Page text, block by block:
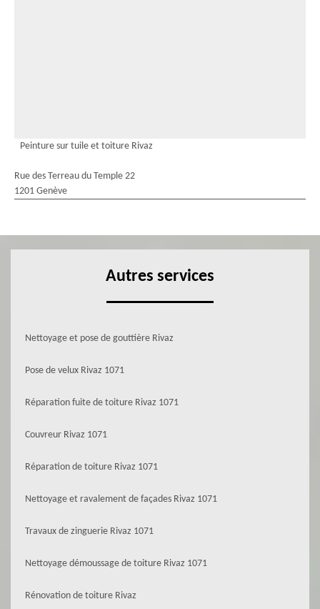
Peinture sur tuile et toiture Rivaz
Rue des Terreau du Temple 22
1201 Genève
Autres services
Nettoyage et pose de gouttière Rivaz
Pose de velux Rivaz 1071
Réparation fuite de toiture Rivaz 1071
Couvreur Rivaz 1071
Réparation de toiture Rivaz 1071
Nettoyage et ravalement de façades Rivaz 1071
Travaux de zinguerie Rivaz 1071
Nettoyage démoussage de toiture Rivaz 1071
Rénovation de toiture Rivaz